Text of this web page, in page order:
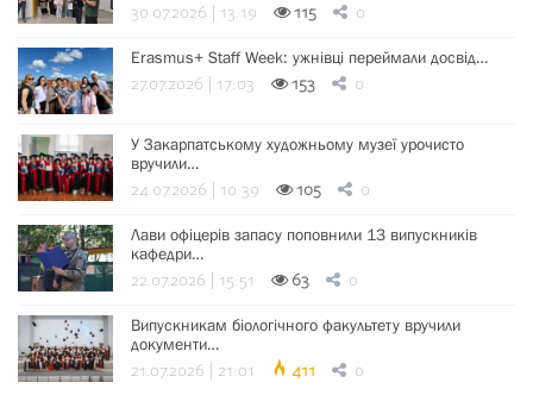
30.07.2026 | 13:19 115 0
Erasmus+ Staff Week: ужнівці переймали досвід…
27.07.2026 | 17:03 153 0
У Закарпатському художньому музеї урочисто
вручили…
24.07.2026 | 10:39 105 0
Лави офіцерів запасу поповнили 13 випускників
кафедри…
22.07.2026 | 15:51 63 0
Випускникам біологічного факультету вручили
документи…
21.07.2026 | 21:01 411 0